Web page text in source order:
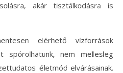
akár tisztálkodásra is
elérhető vízforrások
spórolhatunk, nem mellesleg
életmód elvárásainak.